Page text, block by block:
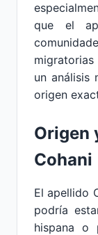
que el
migratorias
un análisis
origen
Origen
Cohani
El apellido
podría
hispana o